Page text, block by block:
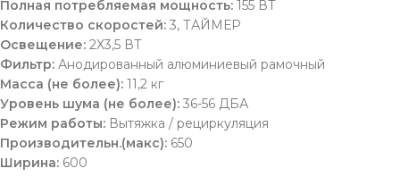
Полная потребляемая мощность: 155 ВТ
Количество скоростей: 3, ТАЙМЕР
Освещение: 2Х3,5 ВТ
Фильтр: Анодированный алюминиевый рамочный
Масса (не более): 11,2 кг
Уровень шума (не более): 36-56 ДБА
Режим работы: Вытяжка / рециркуляция
Производительн.(макс): 650
Ширина: 600